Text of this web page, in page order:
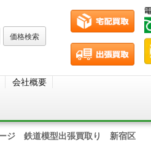
会社概要
ージ 鉄道模型出張買取り 新宿区